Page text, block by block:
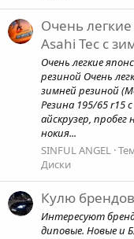
Очень
Asahi Tec с
Очень легкие
резиной Очень
зимней резиной
Резина 195/65 r15
айскрузер, пробег
нокия...
SINFUL ANGEL
Диски
Кулю
Интересуют
диповые. Новые и